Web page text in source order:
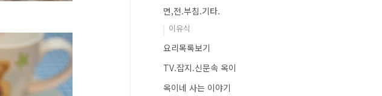
면,전.부침.기타.
이유식
요리목록보기
TV.잡지.신문속 옥이
옥이네 사는 이야기